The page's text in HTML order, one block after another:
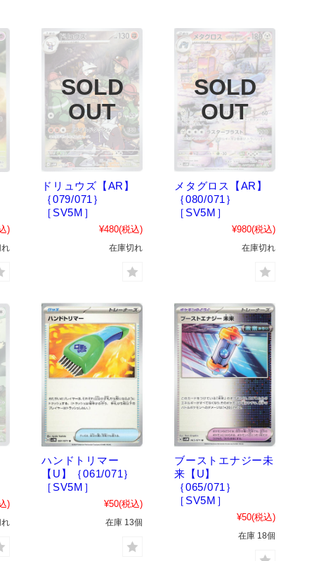
)
ドリュウズ【AR】
｛079/071｝
［SV5M］
¥480(税込)
在庫切れ
メタグロス【AR】
｛080/071｝
［SV5M］
¥980(税込)
在庫切れ
)
ハンドトリマー
【U】｛061/071｝
［SV5M］
¥50(税込)
在庫 13個
ブーストエナジー未
来【U】
｛065/071｝
［SV5M］
¥50(税込)
在庫 18個